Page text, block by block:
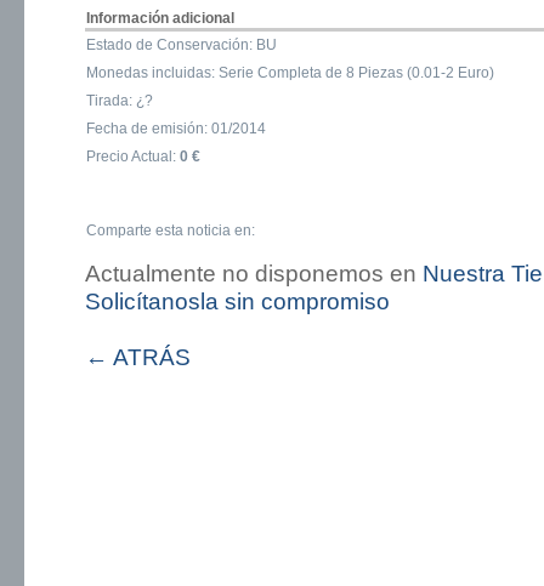
Información adicional
Estado de Conservación: BU
Monedas incluidas: Serie Completa de 8 Piezas (0.01-2 Euro)
Tirada: ¿?
Fecha de emisión: 01/2014
Precio Actual: 0 €
Comparte esta noticia en:
Actualmente no disponemos en Nuestra
Solicítanosla sin compromiso
← ATRÁS